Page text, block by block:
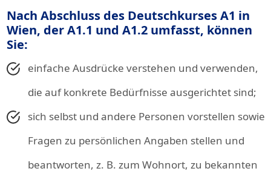
Nach Abschluss des Deutschkurses A1 in
Wien, der A1.1 und A1.2 umfasst, können
Sie:
einfache Ausdrücke verstehen und verwenden,
die auf konkrete Bedürfnisse ausgerichtet sind;
sich selbst und andere Personen vorstellen sowie
Fragen zu persönlichen Angaben stellen und
beantworten, z. B. zum Wohnort, zu bekannten